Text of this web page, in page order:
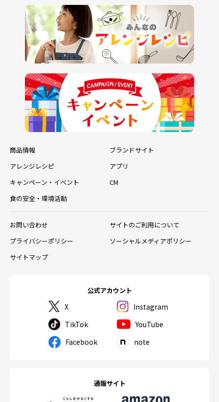
公式アカウント
X
Instagram
TikTok
YouTube
Facebook
note
通販サイト
商品情報
ブランドサイト
アレンジレシピ
アプリ
キャンペーン・イベント
CM
食の安全・環境活動
お問い合わせ
サイトのご利用について
プライバシーポリシー
ソーシャルメディアポリシー
サイトマップ